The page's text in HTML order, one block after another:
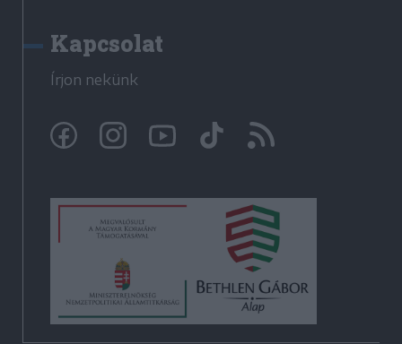
Kapcsolat
Írjon nekünk